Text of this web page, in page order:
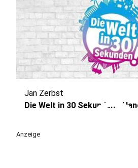
Jan Zerbst
Die Welt in 30 Sekunden -
Anzeige